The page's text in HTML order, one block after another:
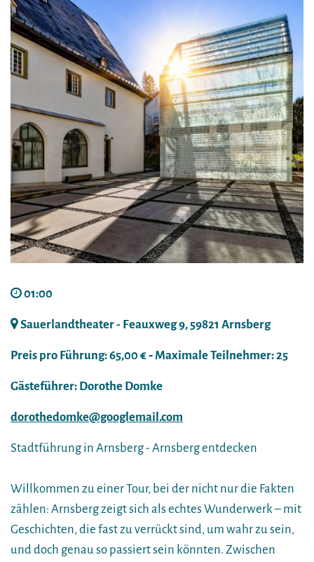
01:00
Sauerlandtheater - Feauxweg 9, 59821 Arnsberg
Preis pro Führung: 65,00 € ‐ Maximale Teilnehmer: 25
Gästeführer: Dorothe Domke
dorothedomke@googlemail.com
Stadtführung in Arnsberg - Arnsberg entdecken
Willkommen zu einer Tour, bei der nicht nur die Fakten
zählen: Arnsberg zeigt sich als echtes Wunderwerk – mit
Geschichten, die fast zu verrückt sind, um wahr zu sein,
und doch genau so passiert sein könnten. Zwischen